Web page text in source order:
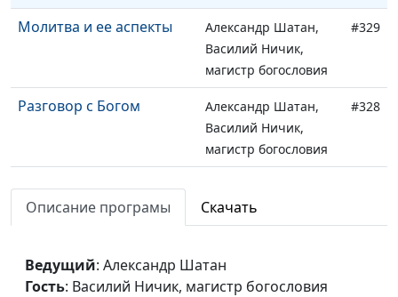
Молитва и ее аспекты
Александр Шатан,
Василий Ничик,
магистр богословия
#329
Разговор с Богом
Александр Шатан,
Василий Ничик,
магистр богословия
#328
Быть христианином
Василий Ничик,
магистр богословия
Христианские шаблоны
Александр Шатан,
Василий Ничик,
Описание програмы Скачать
Ведущий: Александр Шатан
Гость: Василий Ничик, магистр богословия